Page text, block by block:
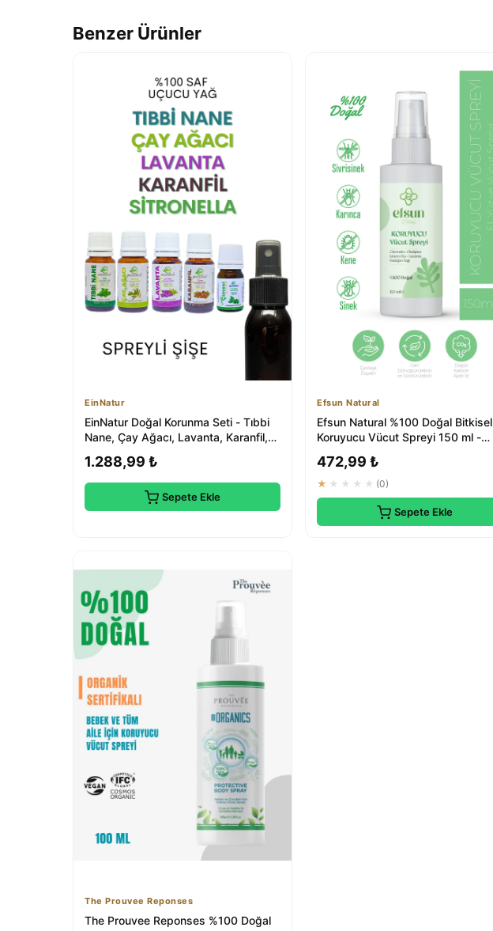
Benzer Ürünler
EinNatur
EinNatur Doğal Korunma Seti - Tıbbi
Nane, Çay Ağacı, Lavanta, Karanfil,
1.288,99 ₺
Sepete Ekle
Efsun Natural
Efsun Natural %100 Doğal Bitkisel
Koruyucu Vücut Spreyi 150 ml -
472,99 ₺
★★★★★ (0)
Sepete Ekle
The Prouvee Reponses
The Prouvee Reponses %100 Doğal